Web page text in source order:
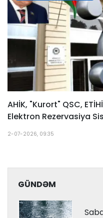
AHİK, "Kurort" QSC,
Elektron Rezervasiya
2-07-2026, 09:35
GÜNDƏM